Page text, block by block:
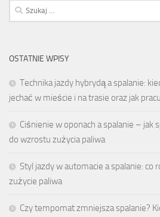
Szukaj:
OSTATNIE WPISY
Technika jazdy hybrydą a spalanie:
jechać w mieście i na trasie oraz jak
Ciśnienie w oponach a spalanie – jak
do wzrostu zużycia paliwa
Styl jazdy w automacie a spalanie: co
zużycie paliwa
Czy tempomat zmniejsza spalanie?